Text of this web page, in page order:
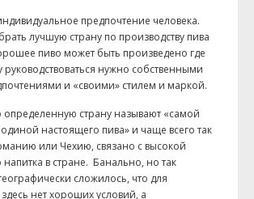
предпочтение человека.
лучшую страну по производству пива
пиво может быть произведено где
руководствоваться нужно собственными
и «своими» стилем и маркой.
определенную страну называют «самой
настоящего пива» и чаще всего так
или Чехию, связано с высокой
напитка в стране. Банально, но так
сложилось, что для
нет хороших условий, а